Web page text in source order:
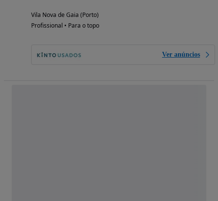
Vila Nova de Gaia (Porto)
Profissional • Para o topo
Ver anúncios